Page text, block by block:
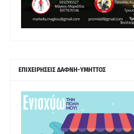
ΕΠΙΧΕΙΡΗΣΕΙΣ ΔΑΦΝΗ-ΥΜΗΤΤΟΣ